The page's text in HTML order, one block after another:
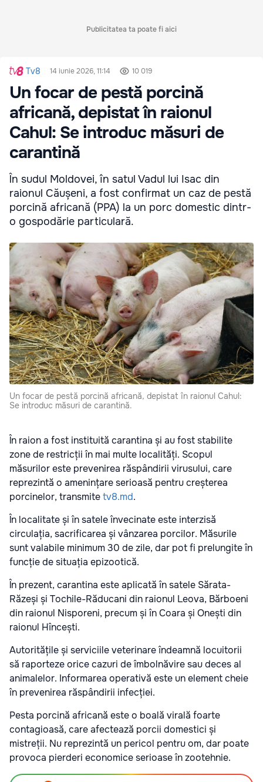
Publicitatea ta poate fi aici
Tv8 14 iunie 2026, 11:14 10 019
Un focar de pestă porcină
africană, depistat în raionul
Cahul: Se introduc măsuri de
carantină
În sudul Moldovei, în satul Vadul lui Isac din
raionul Căușeni, a fost confirmat un caz de pestă
porcină africană (PPA) la un porc domestic dintr-
o gospodărie particulară.
Un focar de pestă porcină africană, depistat în raionul Cahul:
Se introduc măsuri de carantină.
În raion a fost instituită carantina și au fost stabilite
zone de restricții în mai multe localități. Scopul
măsurilor este prevenirea răspândirii virusului, care
reprezintă o amenințare serioasă pentru creșterea
porcinelor, transmitetv8.md.
În localitate și în satele învecinate este interzisă
circulația, sacrificarea și vânzarea porcilor. Măsurile
sunt valabile minimum 30 de zile, dar pot fi prelungite în
funcție de situația epizootică.
În prezent, carantina este aplicată în satele Sărata-
Răzeși și Tochile-Răducani din raionul Leova, Bărboeni
din raionul Nisporeni, precum și în Coara și Onești din
raionul Hîncești.
Autoritățile și serviciile veterinare îndeamnă locuitorii
să raporteze orice cazuri de îmbolnăvire sau deces al
animalelor. Informarea operativă este un element cheie
în prevenirea răspândirii infecției.
Pesta porcină africană este o boală virală foarte
contagioasă, care afectează porcii domestici și
mistreții. Nu reprezintă un pericol pentru om, dar poate
provoca pierderi economice serioase în zootehnie.